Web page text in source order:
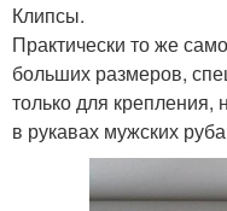
Клипсы.
Практически то же
больших размеров,
только для крепления,
в рукавах мужских